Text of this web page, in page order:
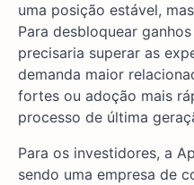
uma posição estável,
Para desbloquear
precisaria superar as
demanda maior
fortes ou adoção mais
processo de última
Para os investidores, a
sendo uma empresa de